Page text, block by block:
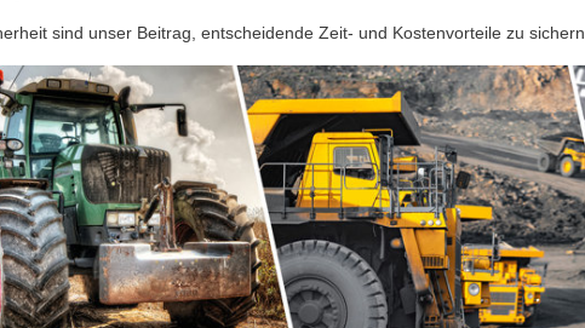
sind unser Beitrag, entscheidende Zeit- und Kostenvorteile zu sichern.